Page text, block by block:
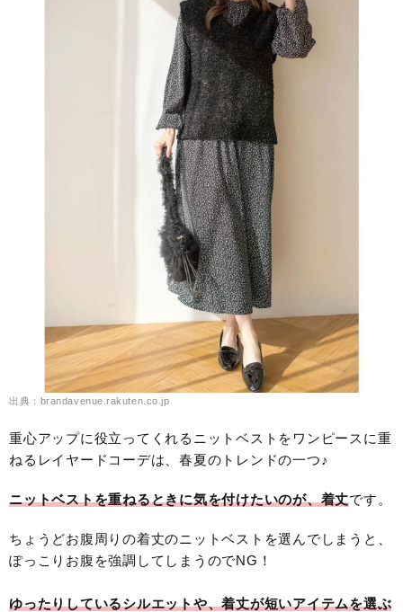
出典：brandavenue.rakuten.co.jp
重心アップに役立ってくれるニットベストをワンピースに重
ねるレイヤードコーデは、春夏のトレンドの一つ♪
ニットベストを重ねるときに気を付けたいのが、着丈です。
ちょうどお腹周りの着丈のニットベストを選んでしまうと、
ぽっこりお腹を強調してしまうのでNG！
ゆったりしているシルエットや、着丈が短いアイテムを選ぶ